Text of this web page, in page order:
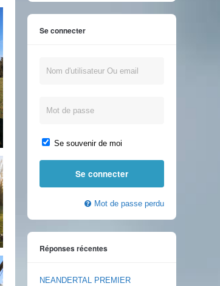
Se connecter
Se souvenir de moi
Mot de passe perdu
Réponses récentes
NEANDERTAL PREMIER